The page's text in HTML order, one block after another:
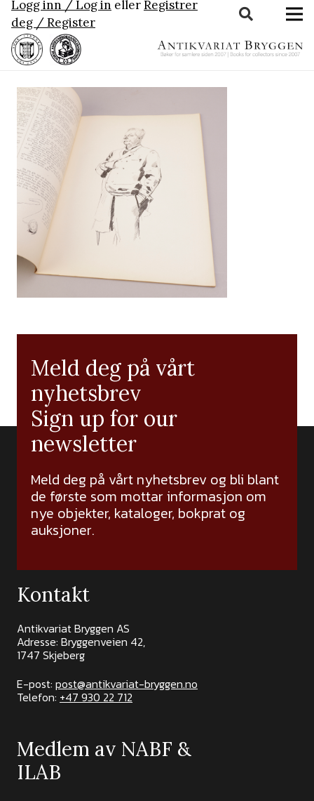
Logg inn / Log in ellerRegistrer
deg / Register
Meld deg på vårt
nyhetsbrev
Sign up for our
newsletter
Meld deg på vårt nyhetsbrev og bli blant
de første som mottar informasjon om
nye objekter, kataloger, bokprat og
auksjoner.
Kontakt
Antikvariat Bryggen AS
Adresse: Bryggenveien 42,
1747 Skjeberg
E-post: post@antikvariat-bryggen.no
Telefon: +47 930 22 712
Medlem av NABF &
ILAB